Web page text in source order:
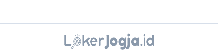
Ahli
Bebas
X - Twitter Telegram
Kanal Lainnya..